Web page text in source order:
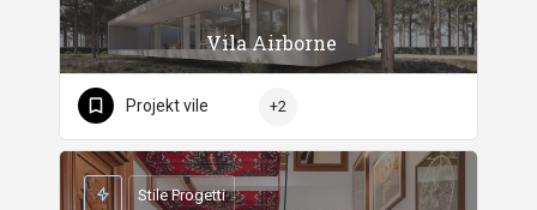
Vila Airborne
Projekt vile +2
Stile Progetti